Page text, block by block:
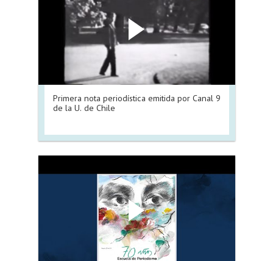
Primera nota periodística emitida por Canal 9
de la U. de Chile